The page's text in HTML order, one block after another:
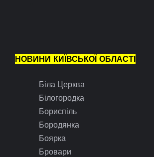
НОВИНИ КИЇВСЬКОЇ ОБЛАСТІ
Біла Церква
Білогородка
Бориспіль
Бородянка
Боярка
Бровари